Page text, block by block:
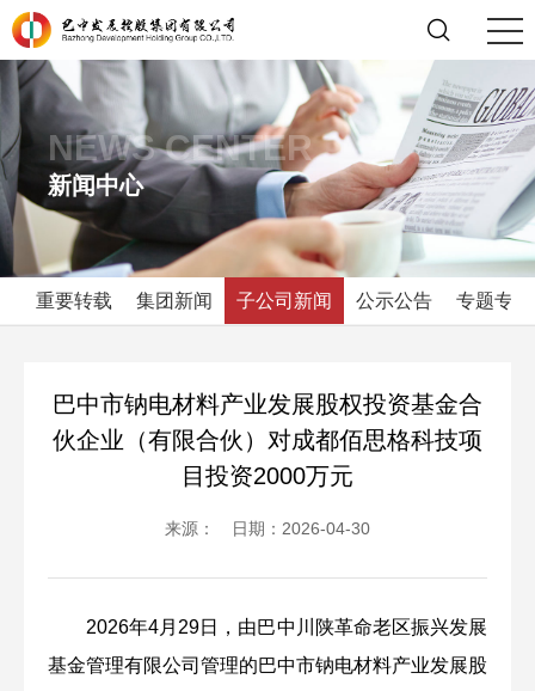
新闻中心
NEWS CENTER
重要转载 集团新闻 子公司新闻 公示公告 专题专栏
巴中市钠电材料产业发展股权投资基金合
伙企业（有限合伙）对成都佰思格科技项
目投资2000万元
来源： 日期：2026-04-30
2026年4月29日，由巴中川陕革命老区振兴发展
基金管理有限公司管理的巴中市钠电材料产业发展股